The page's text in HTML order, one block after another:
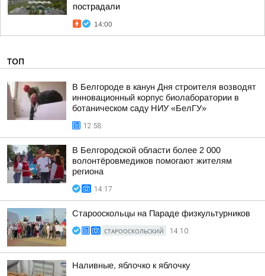
пострадали
14:00
ТОП
В Белгороде в канун Дня строителя возводят
инновационный корпус биолаборатории в
ботаническом саду НИУ «БелГУ»
12:58
В Белгородской области более 2 000
волонтёровмедиков помогают жителям
региона
14:17
Старооскольцы на Параде физкультурников
СТАРООСКОЛЬСКИЙ 14:10
Наливные, яблочко к яблочку